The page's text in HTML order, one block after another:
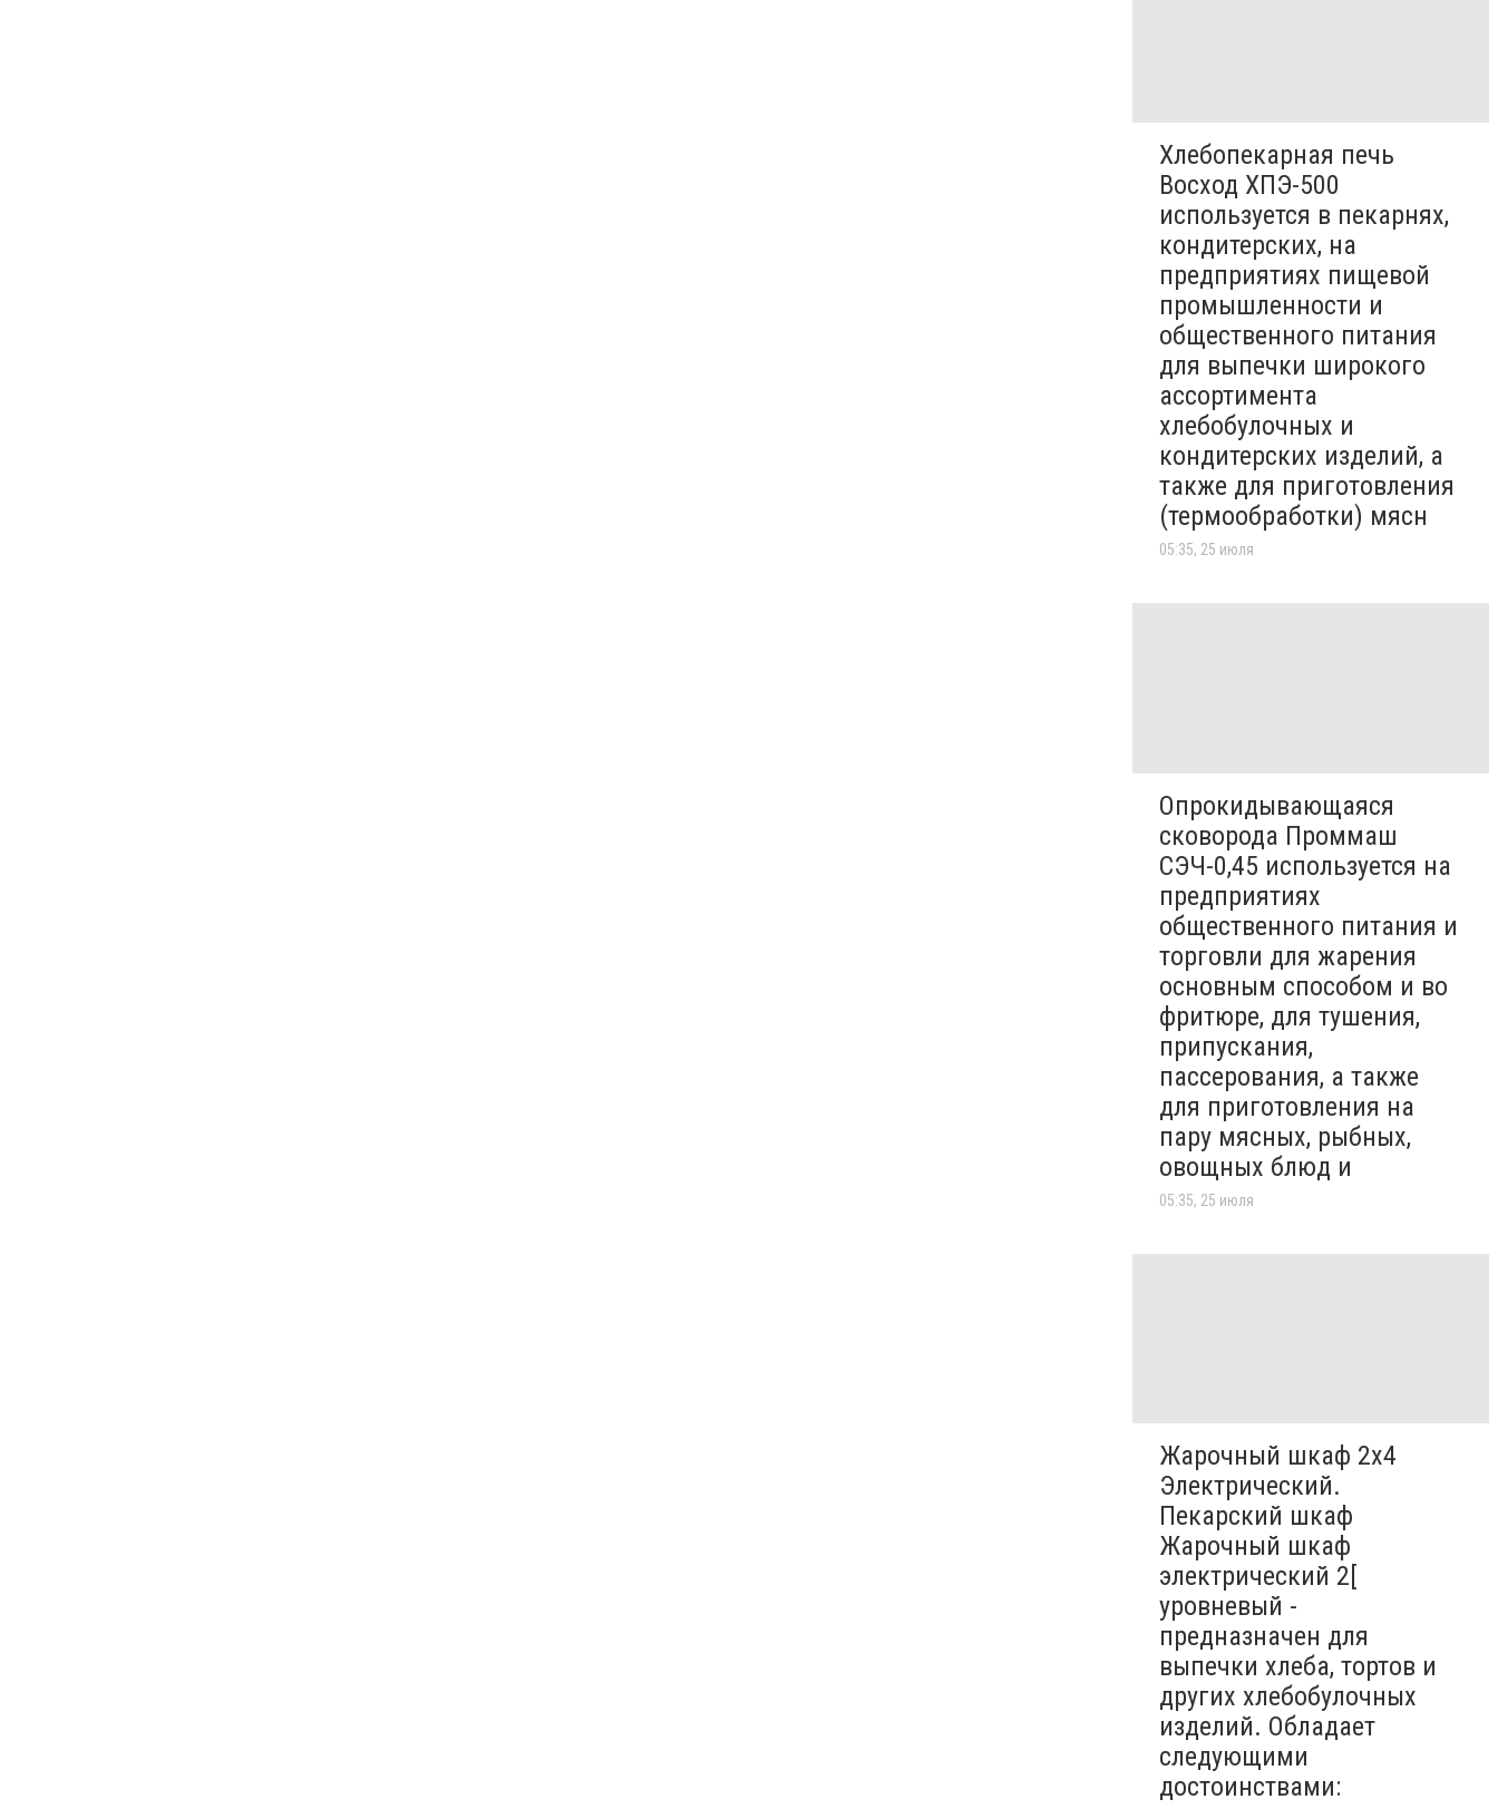
Хлебопекарная печь
Восход ХПЭ-500
используется в пекарнях,
кондитерских, на
предприятиях пищевой
промышленности и
общественного питания
для выпечки широкого
ассортимента
хлебобулочных и
кондитерских изделий, а
также для приготовления
(термообработки) мясн
05:35, 25 июля
Опрокидывающаяся
сковорода Проммаш
СЭЧ-0,45 используется на
предприятиях
общественного питания и
торговли для жарения
основным способом и во
фритюре, для тушения,
припускания,
пассерования, а также
для приготовления на
пару мясных, рыбных,
овощных блюд и
05:35, 25 июля
Жарочный шкаф 2х4
Электрический.
Пекарский шкаф
Жарочный шкаф
электрический 2[
уровневый -
предназначен для
выпечки хлеба, тортов и
других хлебобулочных
изделий. Обладает
следующими
достоинствами: